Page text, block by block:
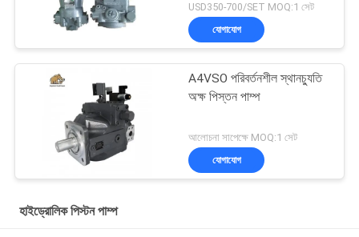
USD350-700/SET MOQ:1 সেট
যোগাযোগ
A4VSO পরিবর্তনশীল স্থানচ্যুতি
অক্ষ পিস্তন পাম্প
আলোচনা সাপেক্ষে MOQ:1 সেট
যোগাযোগ
হাইড্রোলিক পিস্টন পাম্প